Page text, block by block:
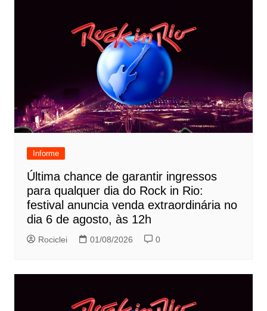
Informe
Última chance de garantir ingressos
para qualquer dia do Rock in Rio:
festival anuncia venda extraordinária no
dia 6 de agosto, às 12h
Rociclei 01/08/2026 0